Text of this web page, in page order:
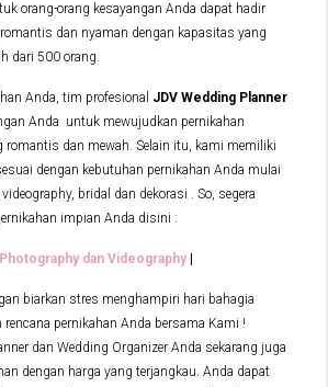
orang-orang kesayangan Anda dapat hadir
dan nyaman dengan kapasitas yang
dari 500 orang.
Anda, tim profesional JDV Wedding Planner
Anda untuk mewujudkan pernikahan
romantis dan mewah. Selain itu, kami memiliki
dengan kebutuhan pernikahan Anda mulai
bridal dan dekorasi . So, segera
impian Anda disini :
dan Videography
biarkan stres menghampiri hari bahagia
pernikahan Anda bersama Kami !
dan Wedding Organizer Anda sekarang juga
dengan harga yang terjangkau. Anda dapat